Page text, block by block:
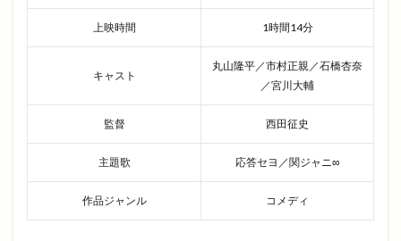
上映時間 1時間14分
キャスト
丸山隆平／市村正親／石橋杏奈
／宮川大輔
監督 西田征史
主題歌 応答セヨ／関ジャニ∞
作品ジャンル コメディ